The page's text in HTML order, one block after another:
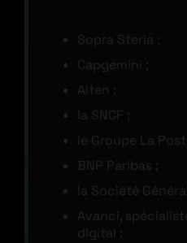
Sopra Steria ;
Capgemini ;
Alten ;
la SNCF ;
le Groupe La
BNP Paribas ;
la Société
Avanci,
digital ;